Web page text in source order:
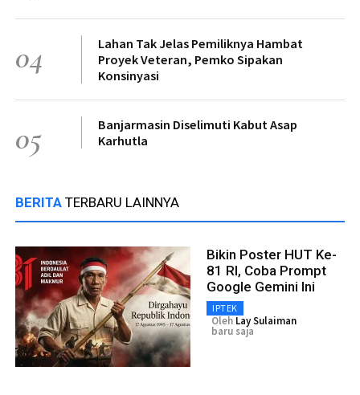
04
Lahan Tak Jelas Pemiliknya Hambat
Proyek Veteran, Pemko Sipakan
Konsinyasi
05
Banjarmasin Diselimuti Kabut Asap
Karhutla
BERITA TERBARU LAINNYA
Bikin Poster HUT Ke-
81 RI, Coba Prompt
Google Gemini Ini
IPTEK
Oleh Lay Sulaiman
baru saja